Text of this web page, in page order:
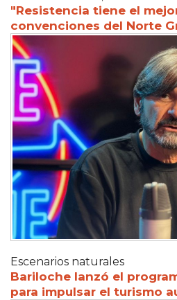
"Resistencia tiene el
convenciones del Norte
Escenarios naturales
Bariloche lanzó el
para impulsar el turismo